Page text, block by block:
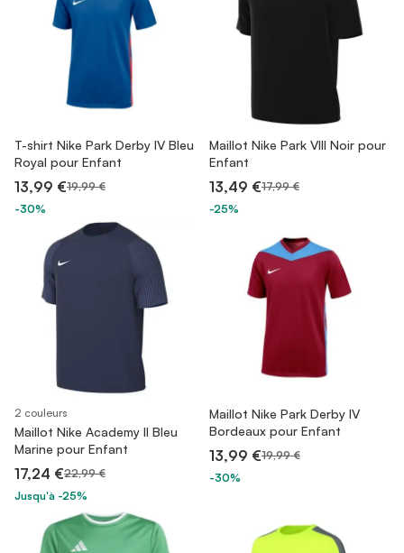
T-shirt Nike Park Derby IV Bleu
Royal pour Enfant
13,99 €19,99 €
-30%
Maillot Nike Park VIII Noir pour
Enfant
13,49 €17,99 €
-25%
2 couleurs
Maillot Nike Academy II Bleu
Marine pour Enfant
17,24 €22,99 €
Jusqu'à -25%
Maillot Nike Park Derby IV
Bordeaux pour Enfant
13,99 €19,99 €
-30%